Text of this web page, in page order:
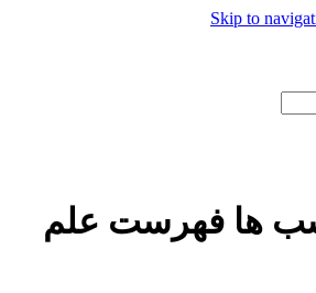
Skip to
ها فهرست علم